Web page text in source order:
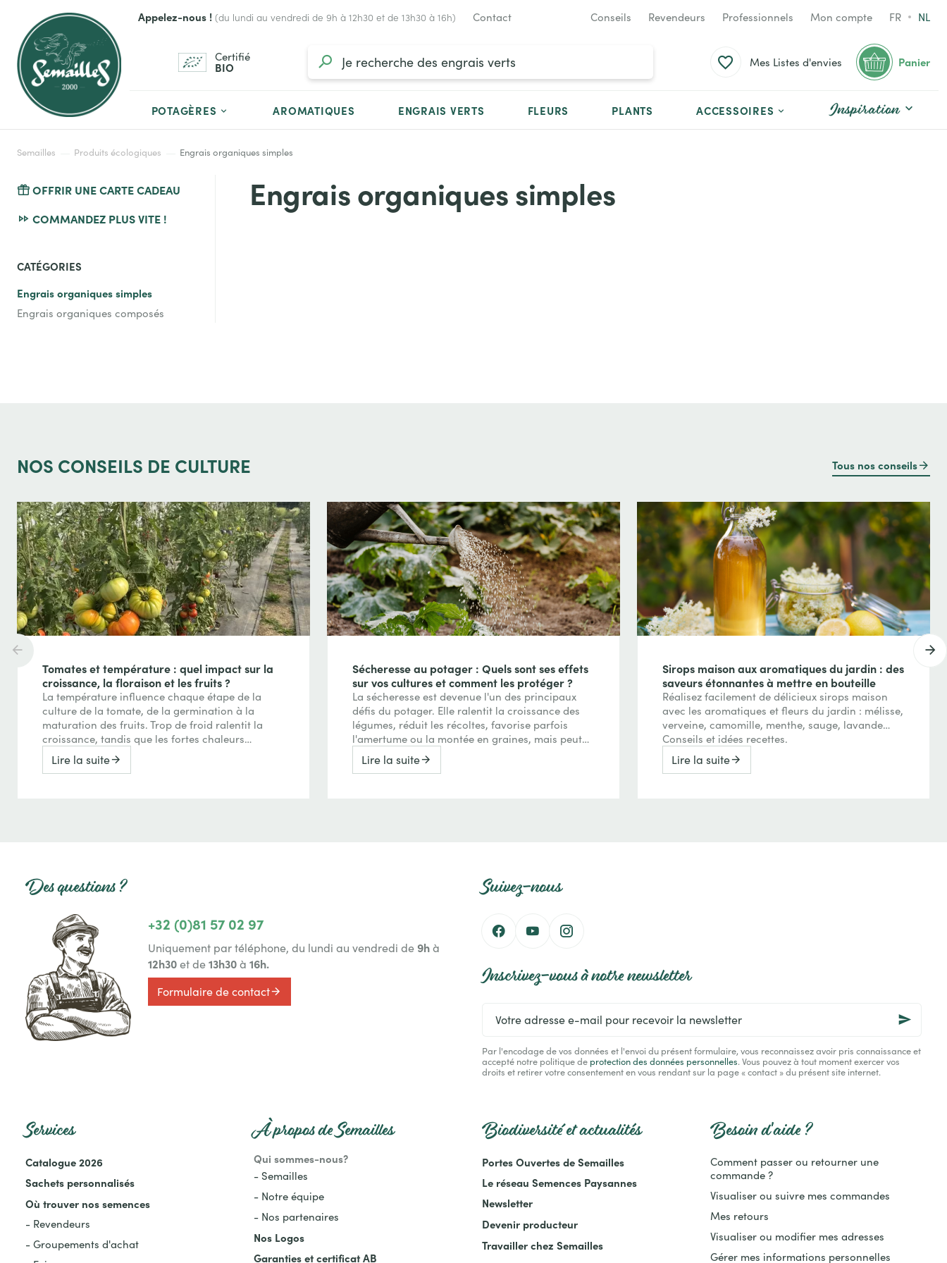
Appelez-nous ! (du lundi au vendredi de 9h à 12h30 et de 13h30 à 16h) Contact Conseils Revendeurs Professionnels Mon compte FR NL
Certifié
BIO Mes Listes d'envies Panier
POTAGÈRES AROMATIQUES ENGRAIS VERTS FLEURS PLANTS ACCESSOIRES Inspiration
Semailles Produits écologiques Engrais organiques simples
OFFRIR UNE CARTE CADEAU
COMMANDEZ PLUS VITE !
CATÉGORIES
Engrais organiques simples
Engrais organiques composés
Engrais organiques simples
NOS CONSEILS DE CULTURE Tous nos conseils
Tomates et température : quel impact sur la
croissance, la floraison et les fruits ?
La température influence chaque étape de la
culture de la tomate, de la germination à la
maturation des fruits. Trop de froid ralentit la
croissance, tandis que les fortes chaleurs
peuvent perturber la floraison, la nouaison et
même la coloration des tomates. Comprendre
Lire la suite
Sécheresse au potager : Quels sont ses effets
sur vos cultures et comment les protéger ?
La sécheresse est devenue l'un des principaux
défis du potager. Elle ralentit la croissance des
légumes, réduit les récoltes, favorise parfois
l'amertume ou la montée en graines, mais peut
aussi concentrer les saveurs de certains fruits.
Découvrez comment le manque d'eau agit sur
Lire la suite
Sirops maison aux aromatiques du jardin : des
saveurs étonnantes à mettre en bouteille
Réalisez facilement de délicieux sirops maison
avec les aromatiques et fleurs du jardin : mélisse,
verveine, camomille, menthe, sauge, lavande…
Conseils et idées recettes.
Lire la suite
Des questions ?
+32 (0)81 57 02 97
Uniquement par téléphone, du lundi au vendredi de9hà
12h30et de13h30à 16h.
Formulaire de contact
Services
Catalogue 2026
Sachets personnalisés
Où trouver nos semences
- Revendeurs
- Groupements d'achat
À propos de Semailles
Qui sommes-nous?
- Semailles
- Notre équipe
- Nos partenaires
Nos Logos
Garanties et certificat AB
Biodiversité et actualités
Portes Ouvertes de Semailles
Le réseau Semences Paysannes
Newsletter
Devenir producteur
Travailler chez Semailles
Suivez-nous
Inscrivez-vous à notre newsletter
adresse
mail
pour
Par l'encodage de vos données et l'envoi du présent formulaire, vous reconnaissez avoir pris connaissance et
accepté notre politique de protection des données personnelles. Vous pouvez à tout moment exercer vos
droits et retirer votre consentement en vous rendant sur la page « contact » du présent site internet.
Besoin d'aide ?
Comment passer ou retourner une
commande ?
Visualiser ou suivre mes commandes
Mes retours
Visualiser ou modifier mes adresses
Gérer mes informations personnelles